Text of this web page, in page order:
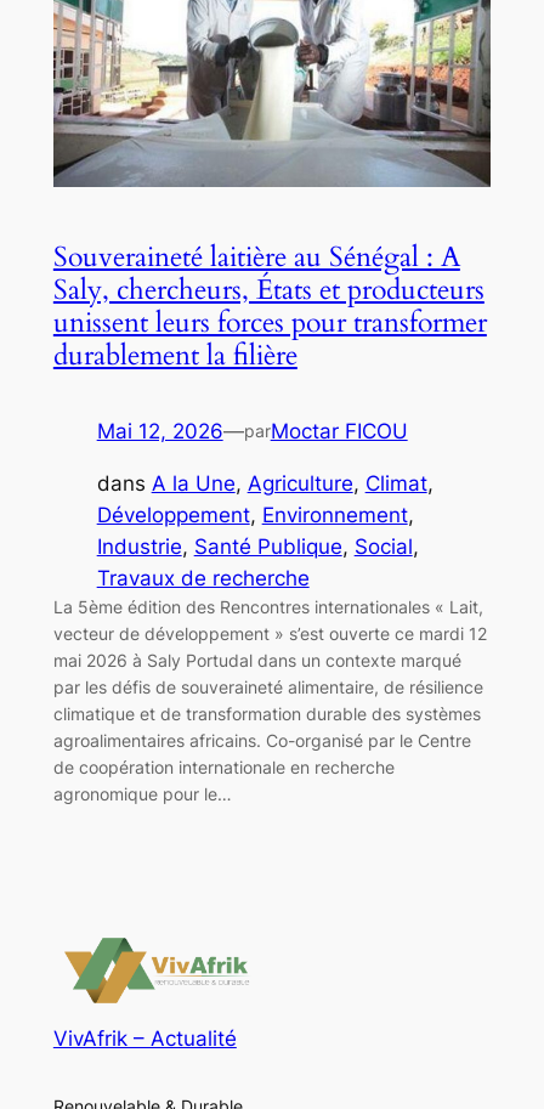
Souveraineté laitière au Sénégal : A
Saly, chercheurs, États et producteurs
unissent leurs forces pour transformer
durablement la filière
Mai 12, 2026—parMoctar FICOU
dans A la Une, Agriculture, Climat
Développement, Environnement
Industrie, Santé Publique, Social
Travaux de recherche
La 5ème édition des Rencontres internationales « Lait,
vecteur de développement » s’est ouverte ce mardi 12
mai 2026 à Saly Portudal dans un contexte marqué
par les défis de souveraineté alimentaire, de résilience
climatique et de transformation durable des systèmes
agroalimentaires africains. Co-organisé par le Centre
de coopération internationale en recherche
agronomique pour le…
VivAfrik – Actualité